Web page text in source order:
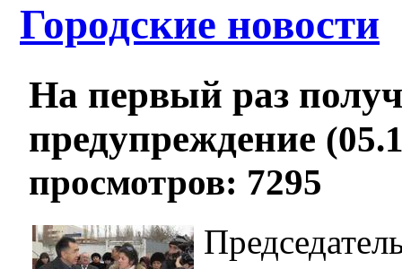
Городские новости
На первый раз
предупреждение
просмотров: 7295